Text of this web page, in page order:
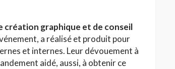
création graphique et de conseil
a réalisé et produit pour
et internes. Leur dévouement à
aidé, aussi, à obtenir ce